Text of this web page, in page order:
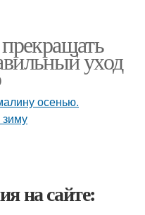
уход
на сайте: